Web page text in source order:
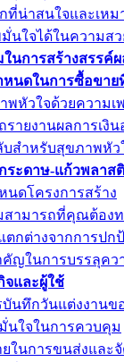
ที่น่าสนใจและเห
นใจได้ในความสว
นการสร้างสรรค์
นดในการซื้อขาย
พหัวใจด้วยความเ
ายงานผลการเงิน
บสำหรับสุขภาพหัว
ระดาษ-แก้วพลา
ดโครงการสร้าง
สามารถที่คุณต้อง
กต่างจากการปก
ญในการบรรลุคว
จและผู้ใช้
บันทึกวันแต่งงาน
นใจในการควบคุม
ในการขนส่งและจั